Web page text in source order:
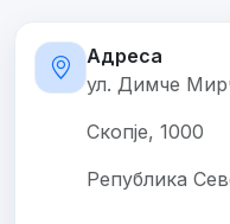
Адреса
ул. Димче
Скопје, 1000
Република